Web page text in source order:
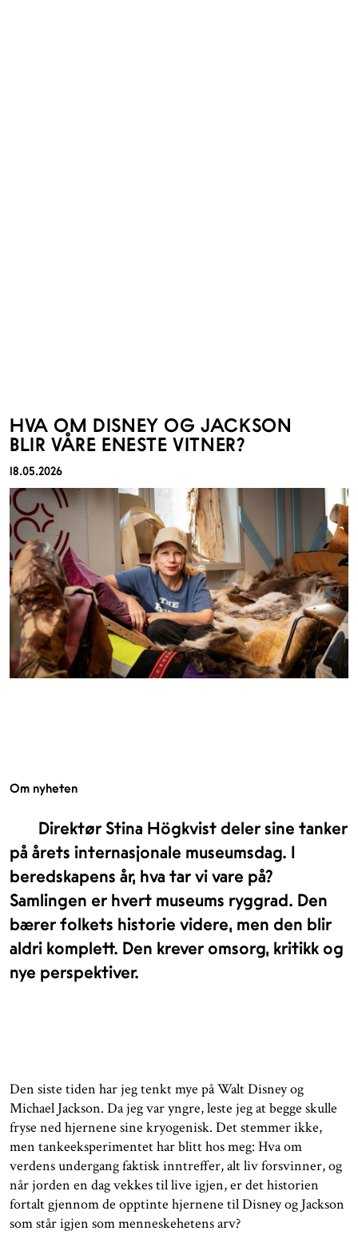
HVA OM DISNEY OG JACKSON
BLIR VÅRE ENESTE VITNER?
18.05.2026
Om nyheten
Direktør Stina Högkvist deler sine tanker
på årets internasjonale museumsdag. I
beredskapens år, hva tar vi vare på?
Samlingen er hvert museums ryggrad. Den
bærer folkets historie videre, men den blir
aldri komplett. Den krever omsorg, kritikk og
nye perspektiver.
Den siste tiden har jeg tenkt mye på Walt Disney og
Michael Jackson. Da jeg var yngre, leste jeg at begge skulle
fryse ned hjernene sine kryogenisk. Det stemmer ikke,
men tankeeksperimentet har blitt hos meg: Hva om
verdens undergang faktisk inntreffer, alt liv forsvinner, og
når jorden en dag vekkes til live igjen, er det historien
fortalt gjennom de opptinte hjernene til Disney og Jackson
som står igjen som menneskehetens arv?